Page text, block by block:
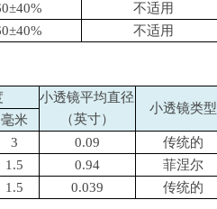
不适用
不适用
小透镜平均直径
（英寸）
小透镜类型
毫米
3 0.09 传统的
1.5 0.94 菲涅尔
1.5 0.039 传统的